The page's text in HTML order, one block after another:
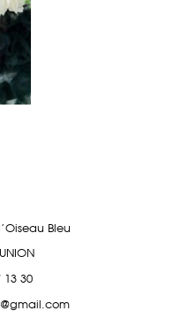
Bleu
13 30